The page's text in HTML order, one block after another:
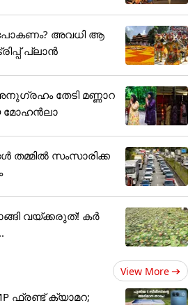
അവധി ആ
പ്ലാൻ
തേടി മണ്ണാറ
മോഹൻലാ
സംസാരിക്ക
വയ്ക്കരുത്! കർ
View More
ഫ്രണ്ട് ക്യാമറ;